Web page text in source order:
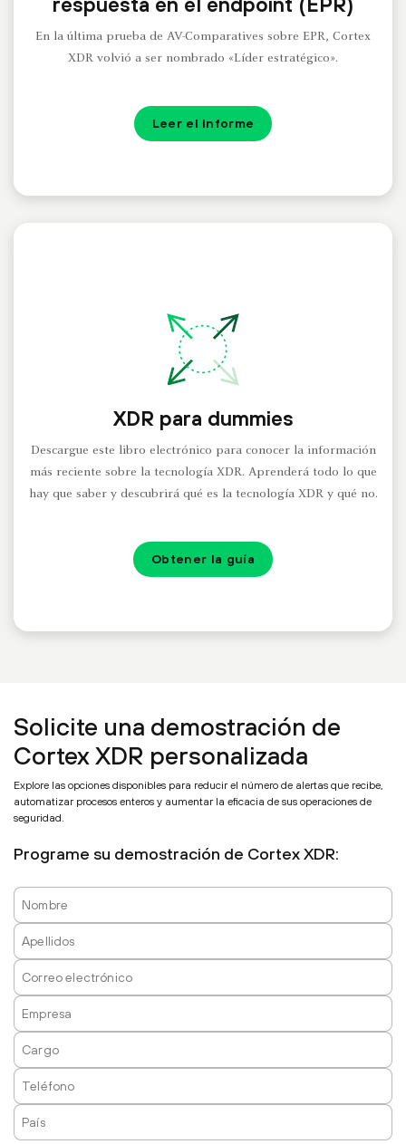
En la última prueba de AV-Comparatives sobre EPR, Cortex
XDR volvió a ser nombrado «Líder estratégico».
Leer el informe
XDR para dummies
Descargue este libro electrónico para conocer la información
más reciente sobre la tecnología XDR. Aprenderá todo lo que
hay que saber y descubrirá qué es la tecnología XDR y qué no.
Obtener la guía
Solicite una demostración de
Cortex XDR personalizada
Explore las opciones disponibles para reducir el número de alertas que recibe,
automatizar procesos enteros y aumentar la eficacia de sus operaciones de
seguridad.
Programe su demostración de Cortex XDR: